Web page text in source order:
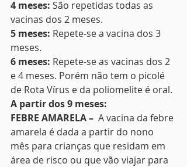
4 meses: São repetidas todas as
vacinas dos 2 meses.
5 meses: Repete-se a vacina dos 3
meses.
6 meses: Repete-se as vacinas dos 2
e 4 meses. Porém não tem o picolé
de Rota Vírus e da poliomelite é oral.
A partir dos 9 meses:
FEBRE AMARELA – A vacina da febre
amarela é dada a partir do nono
mês para crianças que residam em
área de risco ou que vão viajar para